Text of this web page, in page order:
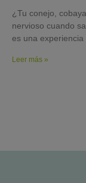
¿Tu conejo,
nervioso cuando
es una
Leer más »